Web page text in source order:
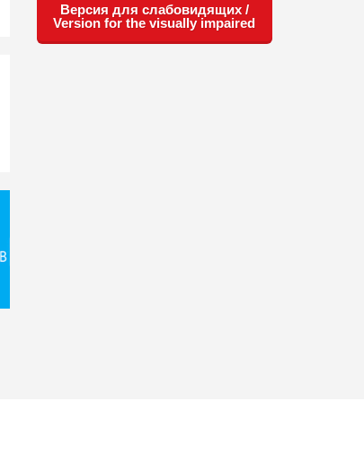
Версия для слабовидящих /
Version for the visually impaired